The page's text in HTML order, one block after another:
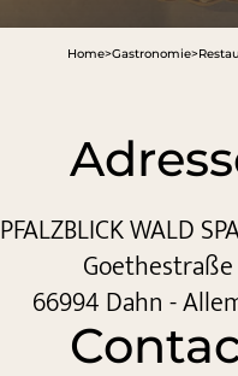
Home>Gastronomie>
PFALZBLICK WALD
Goethestraße
66994 Dahn -